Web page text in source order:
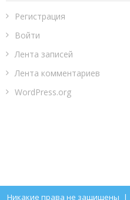
Регистрация
Войти
Лента записей
Лента комментариев
WordPress.org
Никакие права не защищены |